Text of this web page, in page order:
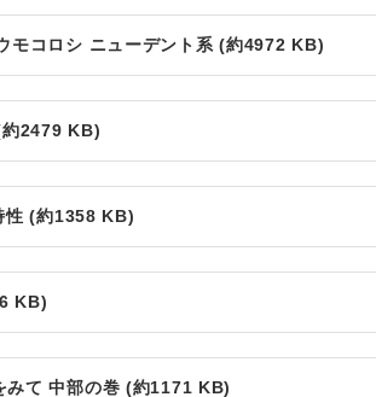
モコロシ ニューデント系 (約4972 KB)
2479 KB)
性 (約1358 KB)
KB)
みて 中部の巻 (約1171 KB)